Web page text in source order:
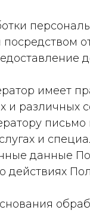
посредством
имеет
и различных
и
данные